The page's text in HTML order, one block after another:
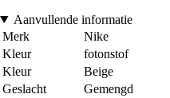
Aanvullende informatie
Merk
Nike
Kleur
fotonstof
Kleur
Beige
Geslacht
Gemengd